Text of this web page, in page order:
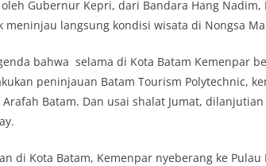
Gubernur Kepri, dari Bandara Hang
meninjau langsung kondisi wisata di Nongsa
bahwa selama di Kota Batam Kemenpar
peninjauan Batam Tourism Polytechnic,
Batam. Dan usai shalat Jumat,
di Kota Batam, Kemenpar nyeberang ke